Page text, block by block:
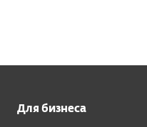
Для бизнеса